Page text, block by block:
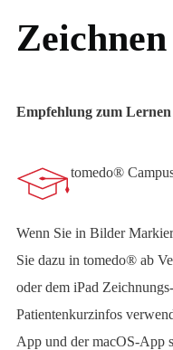
Empfehlung zum
tomedo®
Wenn Sie in Bilder
Sie dazu in tomedo® ab
oder dem iPad
Patientenkurzinfos
App und der macOS-App